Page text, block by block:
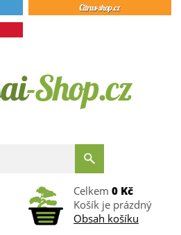
Celkem 0 Kč
Košík je prázdný
Obsah košíku